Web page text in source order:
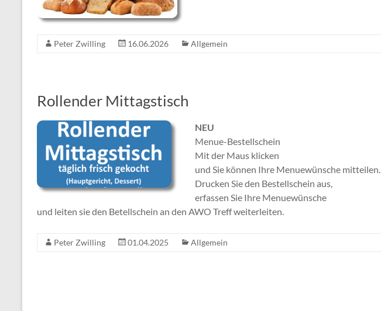
Peter Zwilling 16.06.2026 Allgemein
Rollender Mittagstisch
NEU
Menue-Bestellschein
Mit der Maus klicken
und Sie können Ihre Menuewünsche mitteilen.
Drucken Sie den Bestellschein aus,
erfassen Sie Ihre Menuewünsche
und leiten sie den Betellschein an den AWO Treff weiterleiten.
Peter Zwilling 01.04.2025 Allgemein